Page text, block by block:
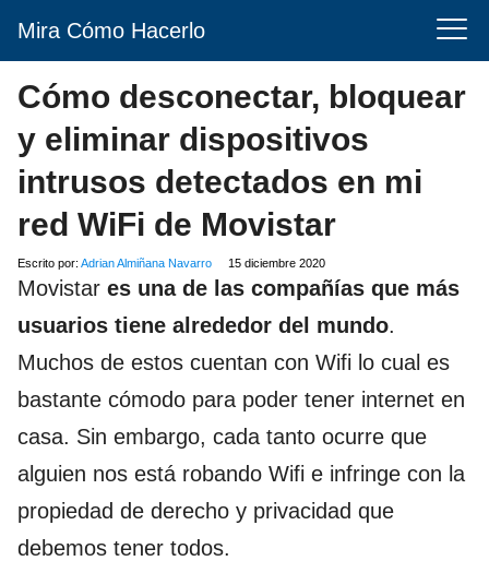
Mira Cómo Hacerlo
Cómo desconectar, bloquear
y eliminar dispositivos
intrusos detectados en mi
red WiFi de Movistar
Escrito por: Adrian Almiñana Navarro 15 diciembre 2020
Movistar es una de las compañías que más
usuarios tiene alrededor del mundo.
Muchos de estos cuentan con Wifi lo cual es
bastante cómodo para poder tener internet en
casa. Sin embargo, cada tanto ocurre que
alguien nos está robando Wifi e infringe con la
propiedad de derecho y privacidad que
debemos tener todos.